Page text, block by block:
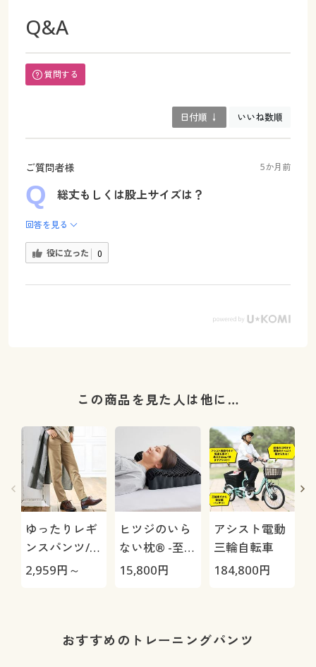
Q&A
質問する
日付順 ↓ いいね数順
ご質問者様 5か月前
総丈もしくは股上サイズは？
回答を見る
役に立った 0
この商品を見た人は他に…
ゆったりレギ
ンスパンツ/細
見えが叶うら
ト・速乾・洗
2,959円～
ヒツジのいら
ない枕® -至
極-
15,800円
アシスト電動
三輪自転車
184,800円
おすすめのトレーニングパンツ